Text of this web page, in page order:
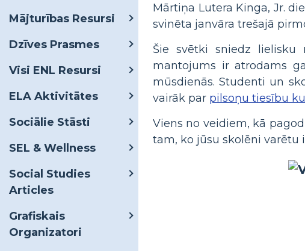
Mājturības Resursi
Dzīves Prasmes
Visi ENL Resursi
ELA Aktivitātes
Sociālie Stāsti
SEL & Wellness
Social Studies
Articles
Grafiskais
Organizatori
Mārtiņa Lutera Kinga, Jr.
svinēta janvāra trešajā
Šie svētki sniedz lielisku
mantojums ir atrodams
mūsdienās. Studenti un
vairāk par pilsoņu tiesību
Viens no veidiem, kā
tam, ko jūsu skolēni varētu